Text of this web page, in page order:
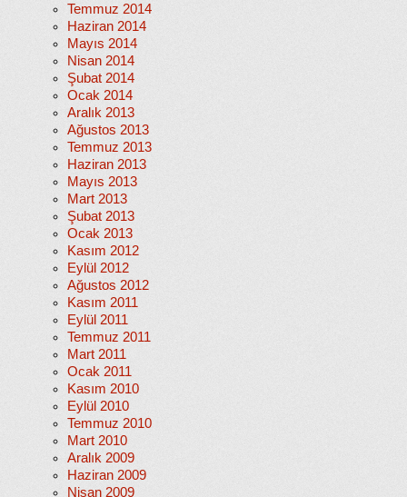
Temmuz 2014
Haziran 2014
Mayıs 2014
Nisan 2014
Şubat 2014
Ocak 2014
Aralık 2013
Ağustos 2013
Temmuz 2013
Haziran 2013
Mayıs 2013
Mart 2013
Şubat 2013
Ocak 2013
Kasım 2012
Eylül 2012
Ağustos 2012
Kasım 2011
Eylül 2011
Temmuz 2011
Mart 2011
Ocak 2011
Kasım 2010
Eylül 2010
Temmuz 2010
Mart 2010
Aralık 2009
Haziran 2009
Nisan 2009